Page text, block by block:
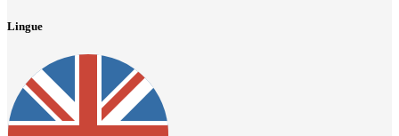
Lingue